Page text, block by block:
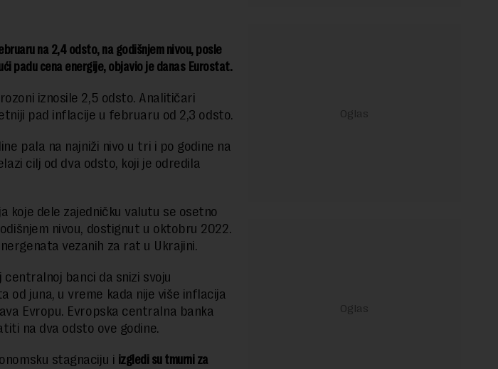
na 2,4 odsto, na godišnjem nivou, posle
padu cena energije, objavio je danas Eurostat.
iznosile 2,5 odsto. Analitičari
pad inflacije u februaru od 2,3 odsto.
pala na najniži nivo u tri i po godine na
cilj od dva odsto, koji je odredila
koje dele zajedničku valutu se osetno
nivou, dostignut u oktobru 2022.
vezanih za rat u Ukrajini.
centralnoj banci da snizi svoju
juna, u vreme kada nije više inflacija
Evropu. Evropska centralna banka
na dva odsto ove godine.
stagnaciju i izgledi su tmurni za